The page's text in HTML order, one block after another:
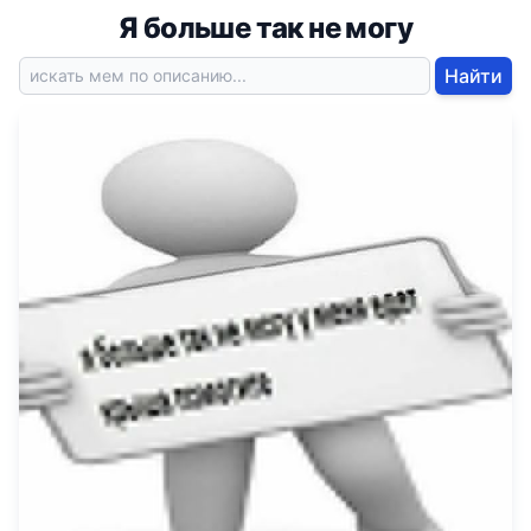
Я больше так не могу
Найти